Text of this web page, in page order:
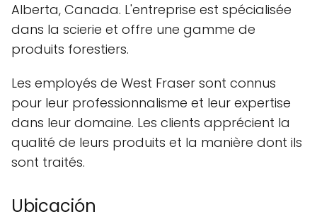
Alberta, Canada. L'entreprise est spécialisée
dans la scierie et offre une gamme de
produits forestiers.
Les employés de West Fraser sont connus
pour leur professionnalisme et leur expertise
dans leur domaine. Les clients apprécient la
qualité de leurs produits et la manière dont ils
sont traités.
Ubicación